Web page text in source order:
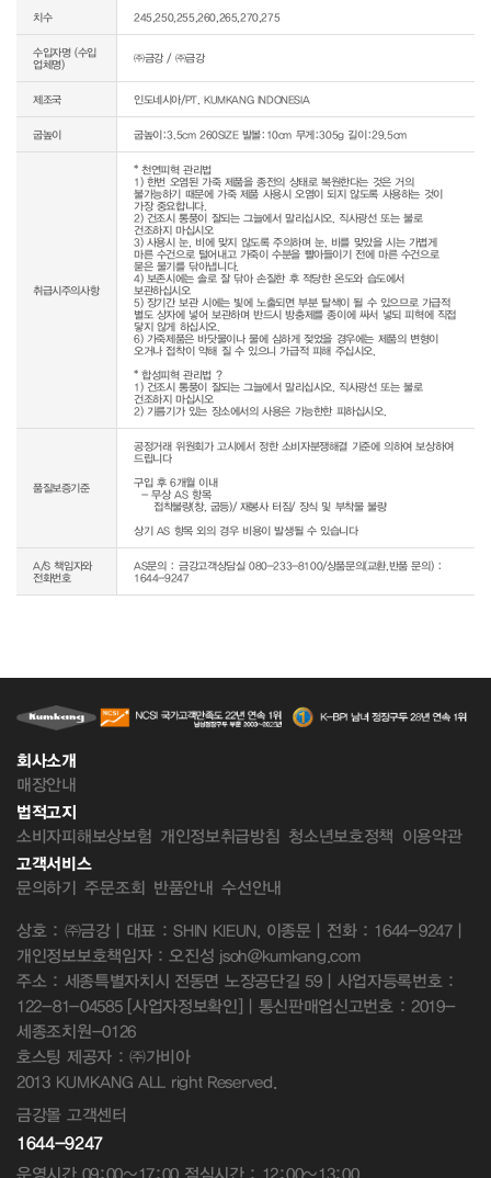
치수 245,250,255,260,265,270,275
수입자명 (수입
업체명)
㈜금강 / ㈜금강
제조국 인도네시아/PT. KUMKANG INDONESIA
굽높이 굽높이:3.5cm 260SIZE 발볼:10cm 무게:305g 길이:29.5cm
취급시주의사항
* 천연피혁 관리법
1) 한번 오염된 가죽 제품을 종전의 상태로 복원한다는 것은 거의
불가능하기 때문에 가죽 제품 사용시 오염이 되지 않도록 사용하는 것이
가장 중요합니다.
2) 건조시 통풍이 잘되는 그늘에서 말리십시오. 직사광선 또는 불로
건조하지 마십시오
3) 사용시 눈, 비에 맞지 않도록 주의하며 눈, 비를 맞았을 시는 가볍게
마른 수건으로 털어내고 가죽이 수분을 빨아들이기 전에 마른 수건으로
묻은 물기를 닦아냅니다.
4) 보존시에는 솔로 잘 닦아 손질한 후 적당한 온도와 습도에서
보관하십시오
5) 장기간 보관 시에는 빛에 노출되면 부분 탈색이 될 수 있으므로 가급적
별도 상자에 넣어 보관하며 반드시 방충제를 종이에 싸서 넣되 피혁에 직접
닿지 않게 하십시오.
6) 가죽제품은 바닷물이나 물에 심하게 젖었을 경우에는 제품의 변형이
오거나 접착이 약해 질 수 있으니 가급적 피해 주십시오.
* 합성피혁 관리법 ?
1) 건조시 통풍이 잘되는 그늘에서 말리십시오. 직사광선 또는 불로
건조하지 마십시오
품질보증기준
공정거래 위원회가 고시에서 정한 소비자분쟁해결 기준에 의하여 보상하여
드립니다
구입 후 6개월 이내
  - 무상 AS 항목
상기 AS 항목 외의 경우 비용이 발생될 수 있습니다
A/S 책임자와
전화번호
AS문의 : 금강고객상담실 080-233-8100/상품문의(교환,반품 문의) :
1644-9247
회사소개
매장안내
법적고지
소비자피해보상보험 개인정보취급방침 청소년보호정책 이용약관
고객서비스
문의하기 주문조회 반품안내 수선안내
상호 : ㈜금강 | 대표 : SHIN KIEUN, 이종문 | 전화 : 1644-9247 |
개인정보보호책임자 : 오진성 jsoh@kumkang.com
주소 : 세종특별자치시 전동면 노장공단길 59 | 사업자등록번호 :
122-81-04585 [사업자정보확인] | 통신판매업신고번호 : 2019-
세종조치원-0126
호스팅 제공자 : ㈜가비아
2013 KUMKANG ALL right Reserved.
금강몰 고객센터
1644-9247
운영시간 09:00~17:00 점심시간 : 12:00~13:00